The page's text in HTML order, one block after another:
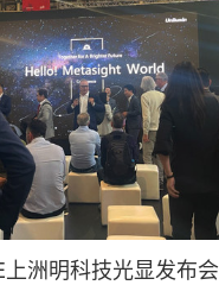
上洲明科技光显发布会